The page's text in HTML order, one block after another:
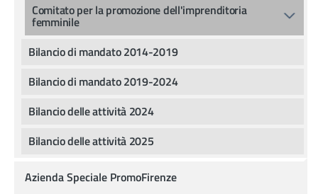
Comitato per la promozione dell'imprenditoria
femminile
Bilancio di mandato 2014-2019
Bilancio di mandato 2019-2024
Bilancio delle attività 2024
Bilancio delle attività 2025
Azienda Speciale PromoFirenze